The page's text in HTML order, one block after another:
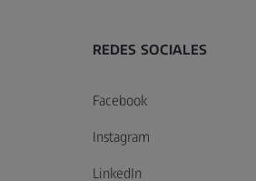
REDES SOCIALES
Facebook
Instagram
LinkedIn